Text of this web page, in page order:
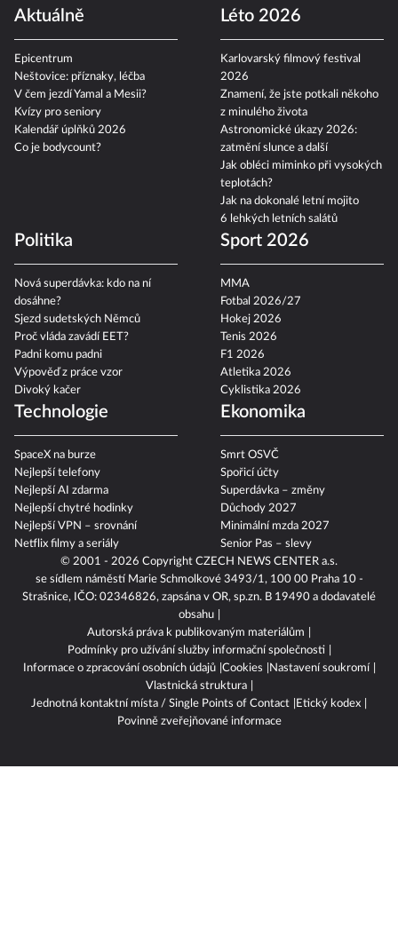
© 2001 - 2026 Copyright CZECH NEWS CENTER a.s.
se sídlem náměstí Marie Schmolkové 3493/1, 100 00 Praha 10 -
Strašnice, IČO: 02346826, zapsána v OR, sp.zn. B 19490 a dodavatelé
obsahu
Autorská práva k publikovaným materiálům
Podmínky pro užívání služby informační společnosti
Informace o zpracování osobních údajů Cookies
Nastavení soukromí
Vlastnická struktura
Jednotná kontaktní místa / Single Points of Contact
Etický kodex
Povinně zveřejňované informace
Aktuálně
Epicentrum
Neštovice: příznaky, léčba
V čem jezdí Yamal a Mesii?
Kvízy pro seniory
Kalendář úplňků 2026
Co je bodycount?
Léto 2026
Karlovarský filmový festival
2026
Znamení, že jste potkali někoho
z minulého života
Astronomické úkazy 2026:
zatmění slunce a další
Jak obléci miminko při vysokých
teplotách?
Jak na dokonalé letní mojito
6 lehkých letních salátů
Politika
Nová superdávka: kdo na ní
dosáhne?
Sjezd sudetských Němců
Proč vláda zavádí EET?
Padni komu padni
Výpověď z práce vzor
Divoký kačer
Sport 2026
MMA
Fotbal 2026/27
Hokej 2026
Tenis 2026
F1 2026
Atletika 2026
Cyklistika 2026
Technologie
SpaceX na burze
Nejlepší telefony
Nejlepší AI zdarma
Nejlepší chytré hodinky
Nejlepší VPN – srovnání
Netflix filmy a seriály
Ekonomika
Smrt OSVČ
Spořicí účty
Superdávka – změny
Důchody 2027
Minimální mzda 2027
Senior Pas – slevy